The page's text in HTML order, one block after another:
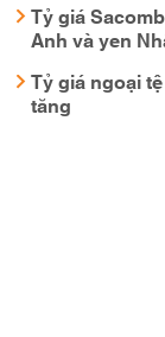
Tỷ giá
Anh và yen
Tỷ giá ngoại
tăng